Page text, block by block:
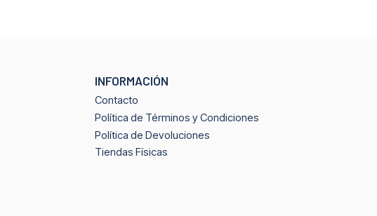
INFORMACIÓN
Contacto
Política de Términos y Condiciones
Política de Devoluciones
Tiendas Físicas